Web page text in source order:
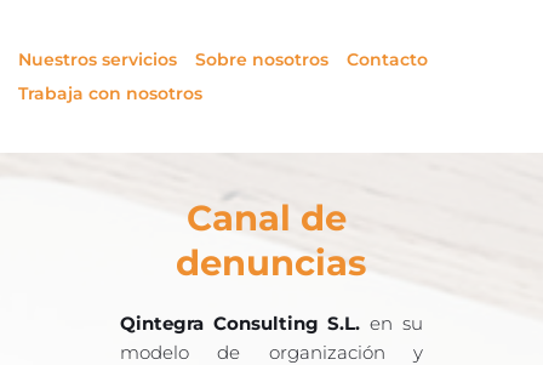
Nuestros servicios Sobre nosotros
Contacto
Trabaja con nosotros
Canal de
denuncias
Qintegra Consulting S.L. en su
modelo de organización y